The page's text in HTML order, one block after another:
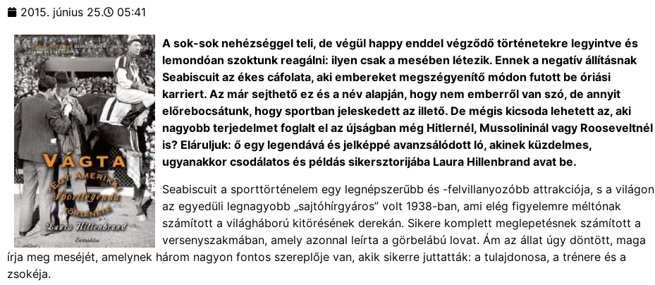
2015. június 25. 05:41
A sok-sok nehézséggel teli, de végül happy enddel végződő történetekre legyintve és
lemondóan szoktunk reagálni: ilyen csak a mesében létezik. Ennek a negatív állításnak
Seabiscuit az ékes cáfolata, aki embereket megszégyenítő módon futott be óriási
karriert. Az már sejthető ez és a név alapján, hogy nem emberről van szó, de annyit
előrebocsátunk, hogy sportban jeleskedett az illető. De mégis kicsoda lehetett az, aki
nagyobb terjedelmet foglalt el az újságban még Hitlernél, Mussolininál vagy Rooseveltnél
is? Eláruljuk: ő egy legendává és jelképpé avanzsálódott ló, akinek küzdelmes,
ugyanakkor csodálatos és példás sikersztorijába Laura Hillenbrand avat be.
Seabiscuit a sporttörténelem egy legnépszerűbb és -felvillanyozóbb attrakciója, s a világon
az egyedüli legnagyobb „sajtóhírgyáros” volt 1938-ban, ami elég figyelemre méltónak
számított a világháború kitörésének derekán. Sikere komplett meglepetésnek számított a
versenyszakmában, amely azonnal leírta a görbelábú lovat. Ám az állat úgy döntött, maga
írja meg meséjét, amelynek három nagyon fontos szereplője van, akik sikerre juttatták: a tulajdonosa, a trénere és a
zsokéja.